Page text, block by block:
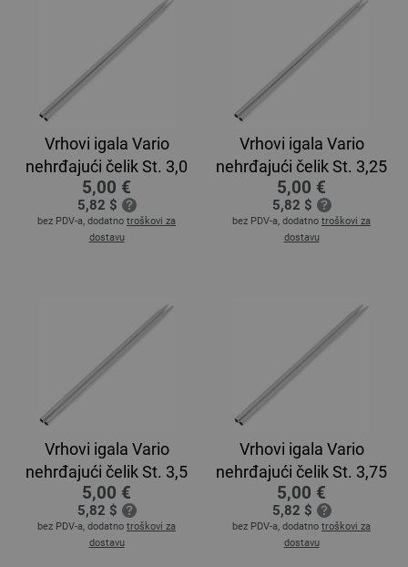
Vrhovi igala Vario
nehrđajući čelik St. 3,0
5,00 €
5,82 $
bez PDV-a, dodatno troškovi za
dostavu
Vrhovi igala Vario
nehrđajući čelik St. 3,25
5,00 €
5,82 $
bez PDV-a, dodatno troškovi za
dostavu
Vrhovi igala Vario
nehrđajući čelik St. 3,5
5,00 €
5,82 $
bez PDV-a, dodatno troškovi za
dostavu
Vrhovi igala Vario
nehrđajući čelik St. 3,75
5,00 €
5,82 $
bez PDV-a, dodatno troškovi za
dostavu